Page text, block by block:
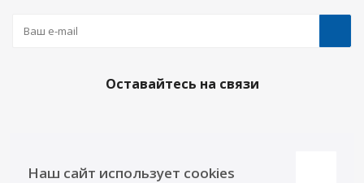
Оставайтесь на связи
Наши контакты
Наш сайт использует cookies